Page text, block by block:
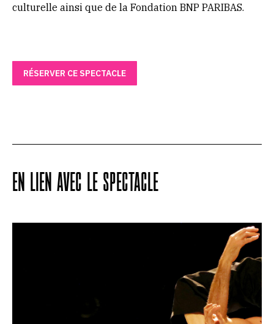
culturelle ainsi que de la Fondation BNP PARIBAS.
RÉSERVER CE SPECTACLE
EN LIEN AVEC LE SPECTACLE